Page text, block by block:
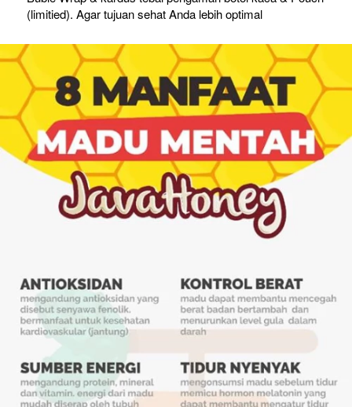
(limitied). Agar tujuan sehat Anda lebih optimal